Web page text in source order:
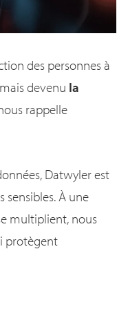
des personnes à
devenu la
rappelle
Datwyler est
sensibles. À une
multiplient, nous
protègent